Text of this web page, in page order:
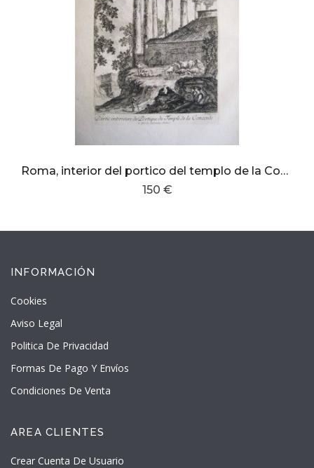
Roma, interior del portico del templo de la Concordia
150 €
INFORMACIÓN
Cookies
Aviso Legal
Politica De Privacidad
Formas De Pago Y Envíos
Condiciones De Venta
AREA CLIENTES
Crear Cuenta De Usuario